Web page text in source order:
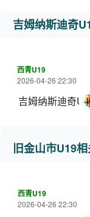
吉姆纳斯迪奇
西青U19
2026-04-26 22:30
吉姆纳斯迪奇
旧金山市U19
西青U19
2026-04-26 22:30